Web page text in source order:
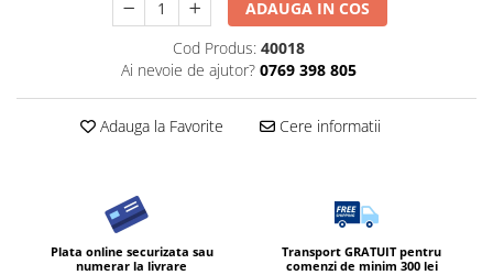
ADAUGA IN COS
Cod Produs: 40018
Ai nevoie de ajutor? 0769 398 805
Adauga la Favorite Cere informatii
Plata online securizata sau
numerar la livrare
Transport GRATUIT pentru
comenzi de minim 300 lei